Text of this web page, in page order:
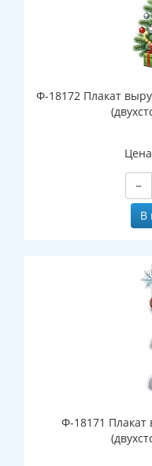
Ф-18172 Плакат
−
В
Ф-18171